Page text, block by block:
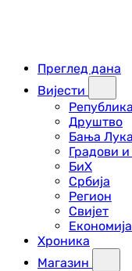
Преглед дана
Вијести
Друштво
Бања Лука
Градови
БиХ
Србија
Регион
Свијет
Економија
Хроника
Магазин